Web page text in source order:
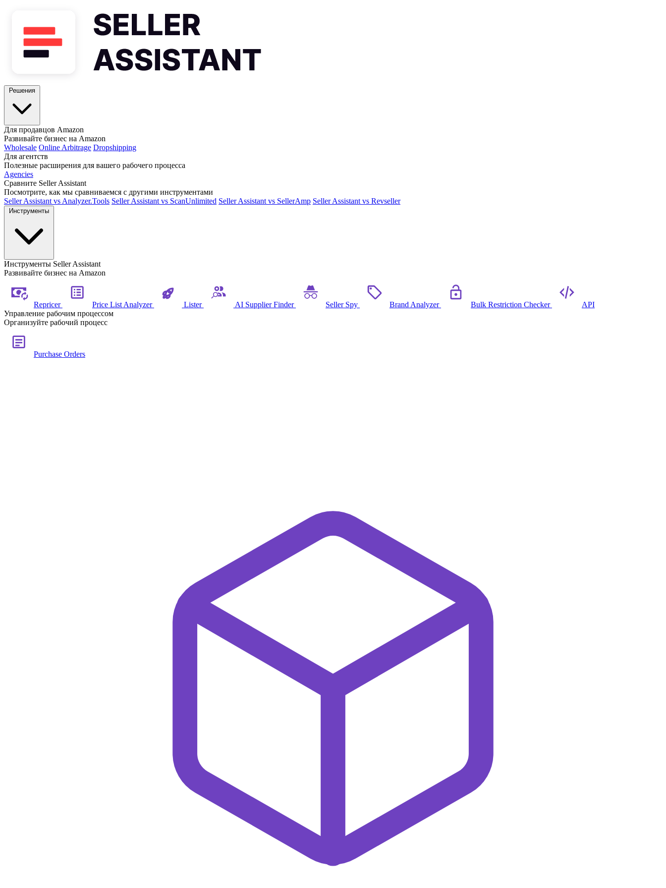
Для продавцов Amazon
Развивайте бизнес на Amazon
Wholesale Online Arbitrage Dropshipping
Для агентств
Полезные расширения для вашего рабочего процесса
Agencies
Сравните Seller Assistant
Посмотрите, как мы сравниваемся с другими инструментами
Seller Assistant vs Analyzer.Tools Seller Assistant vs ScanUnlimited Seller Assistant vs SellerAmp Seller Assistant vs Revseller
Инструменты Seller Assistant
Развивайте бизнес на Amazon
Repricer Price List Analyzer Lister AI Supplier Finder Seller Spy Brand Analyzer Bulk Restriction Checker
API
Управление рабочим процессом
Организуйте рабочий процесс
Purchase Orders